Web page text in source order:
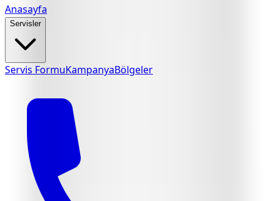
Anasayfa
Servisler
Servis FormuKampanyaBölgeler